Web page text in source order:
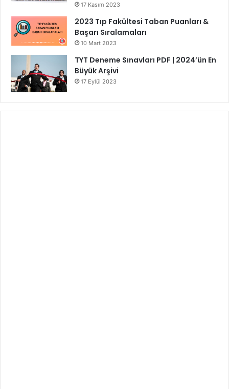
17 Kasım 2023
2023 Tıp Fakültesi Taban Puanları &
Başarı Sıralamaları
10 Mart 2023
TYT Deneme Sınavları PDF | 2024’ün En
Büyük Arşivi
17 Eylül 2023